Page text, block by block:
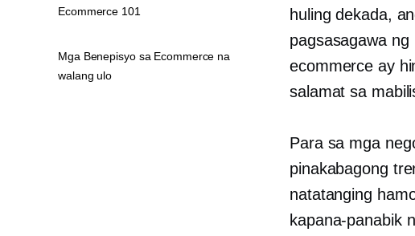
huling dekada,
pagsasagawa
ecommerce ay
salamat sa
Para sa mga
pinakabagong
natatanging
kapana-panabik
Ecommerce 101
Mga Benepisyo sa Ecommerce na
walang ulo